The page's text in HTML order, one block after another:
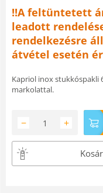
!!A feltüntetett
leadott
rendelkezésre
átvétel esetén
Kapriol inox stukkóspakli
markolattal.
+
−